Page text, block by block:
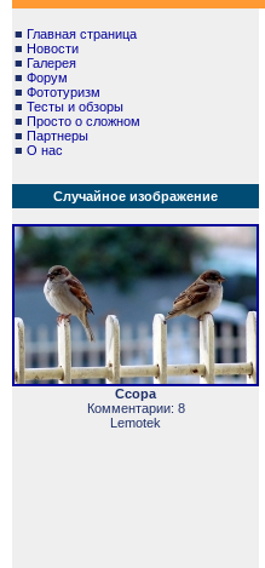
■ Главная страница
■ Новости
■ Галерея
■ Форум
■ Фототуризм
■ Тесты и обзоры
■ Просто о сложном
■ Партнеры
■ О нас
Случайное изображение
Ссора
Комментарии: 8
Lemotek